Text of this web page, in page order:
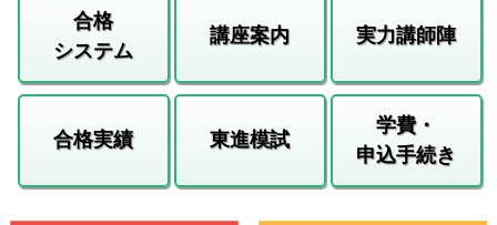
合格
システム
講座案内 実力講師陣
合格実績 東進模試
学費・
申込手続き